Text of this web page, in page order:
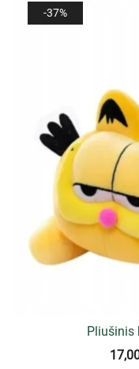
-37%
Pliušinis